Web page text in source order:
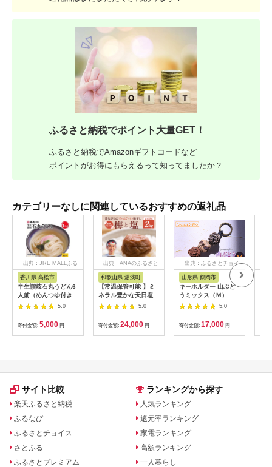
ふるさと納税でポイント大量GET！
ふるさと納税でAmazonギフトコードなど
ポイントがお得にもらえるって知ってましたか？
カテゴリーなしに関連しているおすすめの返礼品
出典：JRE MALLふる
さと納税
香川県 高松市
半生讃岐石丸うどん6
人前（めんつゆ付き）
麺300g×2袋
5.0
寄付金額: 5,000 円
出典：ANAのふるさと
和歌山県 湯浅町
【常温保管可能 】ミ
ネラル豊かな天日塩だ
けで漬けた無添加梅干
し2kg 梅ボーイズ｜
B201_EP6024
5.0
寄付金額: 24,000 円
出典：ふるさとチョイ
山形県 鶴岡市
キーホルダー 山ぶど
うミックス（Ｍ） 山
形県鶴岡市 アトリエ
かおる | 山葡萄 雑貨
キーホルダー ギフト
贈り物 お取り寄せ 返
礼品
5.0
寄付金額: 17,000 円
サイト比較
楽天ふるさと納税
ふるなび
ふるさとチョイス
さとふる
ふるさとプレミアム
ランキングから探す
人気ランキング
還元率ランキング
家電ランキング
高額ランキング
一人暮らし